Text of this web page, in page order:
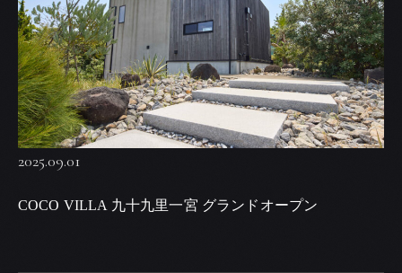
2025.09.01
COCO VILLA 九十九里一宮 グランドオープン